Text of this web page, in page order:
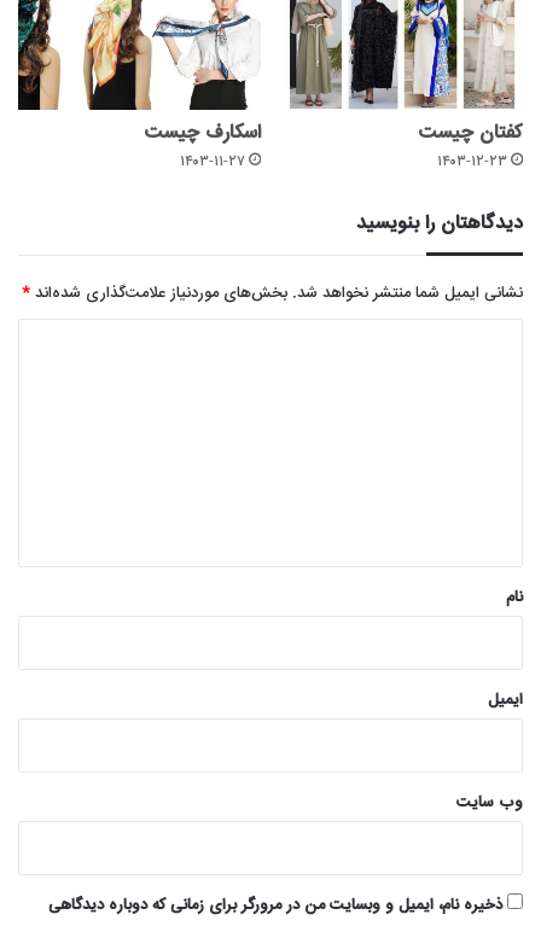
کفتان چیست
۱۴۰۳-۱۲-۲۳
اسکارف چیست
۱۴۰۳-۱۱-۲۷
دیدگاهتان را بنویسید
نشانی ایمیل شما منتشر نخواهد شد. بخش‌های موردنیاز علامت‌گذاری شده‌اند*
نام
ایمیل
وب‌ سایت
ذخیره نام، ایمیل و وبسایت من در مرورگر برای زمانی که دوباره دیدگاهی